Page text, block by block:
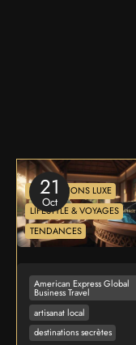
21
Oct
INNOVATIONS LUXE
LIFESTYLE & VOYAGES
TENDANCES
American Express Global
Business Travel
artisanat local
destinations secrètes